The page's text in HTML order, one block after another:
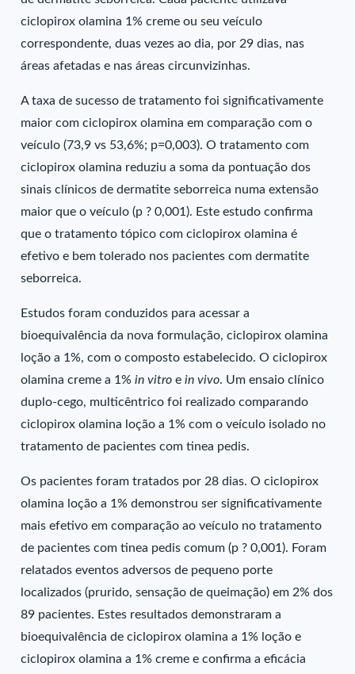
ciclopirox olamina 1% creme ou seu veículo
correspondente, duas vezes ao dia, por 29 dias, nas
áreas afetadas e nas áreas circunvizinhas.
A taxa de sucesso de tratamento foi significativamente
maior com ciclopirox olamina em comparação com o
veículo (73,9 vs 53,6%; p=0,003). O tratamento com
ciclopirox olamina reduziu a soma da pontuação dos
sinais clínicos de dermatite seborreica numa extensão
maior que o veículo (p ? 0,001). Este estudo confirma
que o tratamento tópico com ciclopirox olamina é
efetivo e bem tolerado nos pacientes com dermatite
seborreica.
Estudos foram conduzidos para acessar a
bioequivalência da nova formulação, ciclopirox olamina
loção a 1%, com o composto estabelecido. O ciclopirox
olamina creme a 1% in vitro e in vivo. Um ensaio clínico
duplo-cego, multicêntrico foi realizado comparando
ciclopirox olamina loção a 1% com o veículo isolado no
tratamento de pacientes com tinea pedis.
Os pacientes foram tratados por 28 dias. O ciclopirox
olamina loção a 1% demonstrou ser significativamente
mais efetivo em comparação ao veículo no tratamento
de pacientes com tinea pedis comum (p ? 0,001). Foram
relatados eventos adversos de pequeno porte
localizados (prurido, sensação de queimação) em 2% dos
89 pacientes. Estes resultados demonstraram a
bioequivalência de ciclopirox olamina a 1% loção e
ciclopirox olamina a 1% creme e confirma a eficácia